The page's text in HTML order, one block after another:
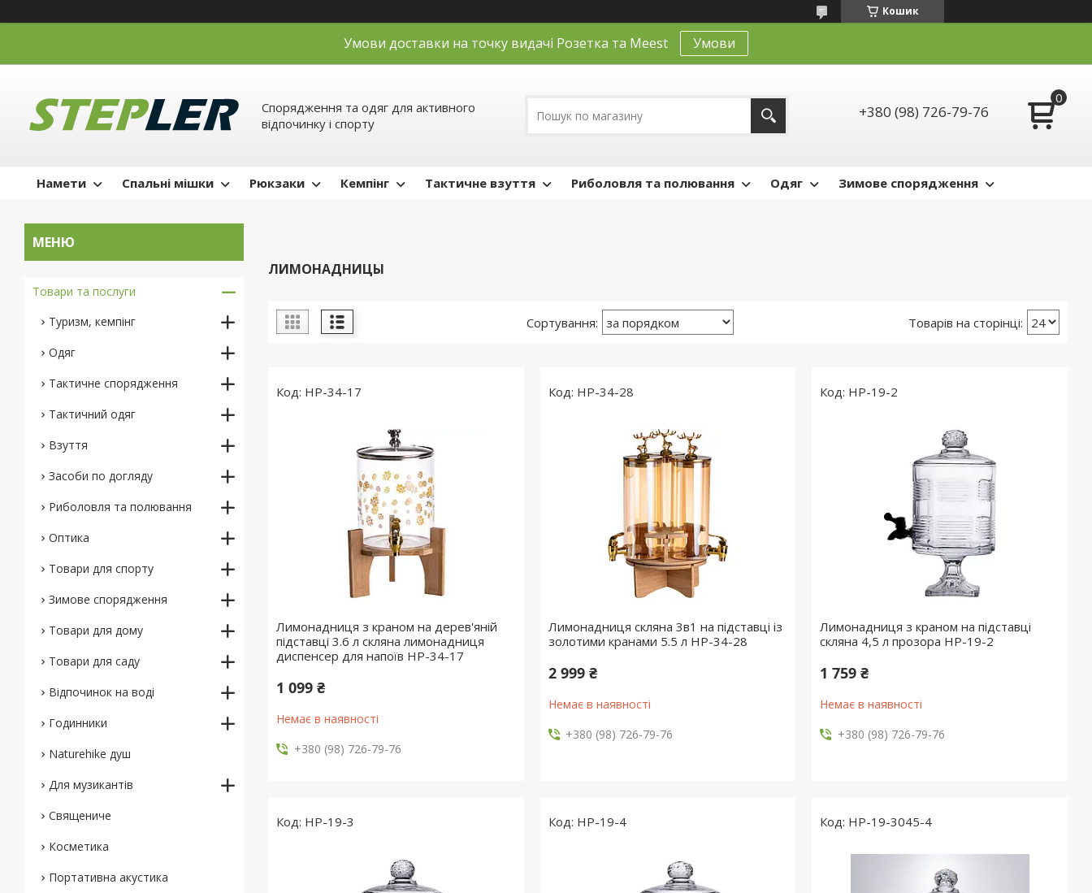
Кошик
Умови доставки на точку видачі Розетка та Meest Умови
Спорядження та одяг для активного
відпочинку і спорту
+380 (98) 726-79-76
Намети Спальні мішки Рюкзаки Кемпінг Тактичне взуття Риболовля та полювання Одяг Зимове спорядження
ЛИМОНАДНИЦЫ
HP-34-17
Лимонадниця з краном на дерев'яній
підставці 3.6 л скляна лимонадниця
диспенсер для напоїв HP-34-17
1 099 ₴
Немає в наявності
+380 (98) 726-79-76
HP-34-28
Лимонадниця скляна 3в1 на підставці із
золотими кранами 5.5 л HP-34-28
2 999 ₴
Немає в наявності
+380 (98) 726-79-76
HP-19-2
Лимонадниця з краном на підставці
скляна 4,5 л прозора HP-19-2
1 759 ₴
Немає в наявності
+380 (98) 726-79-76
HP-19-3 HP-19-4 HP-19-3045-4
Товари та послуги
Туризм, кемпінг
Одяг
Тактичне спорядження
Тактичний одяг
Взуття
Засоби по догляду
Риболовля та полювання
Оптика
Товари для спорту
Зимове спорядження
Товари для дому
Товари для саду
Відпочинок на воді
Годинники
Naturehike душ
Для музикантів
Священиче
Косметика
Портативна акустика